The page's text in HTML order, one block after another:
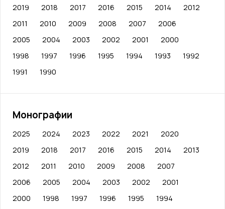
2019
2018 2017 2016 2015 2014
2012
2011
2010 2009 2008 2007
2006
2005
2004 2003 2002 2001
2000
1998
1997 1996 1995 1994 1993
1992
1991
1990
Монографии
2025 2024 2023 2022 2021
2020
2019
2018 2017 2016 2015 2014
2013
2012
2011 2010 2009 2008
2007
2006
2005 2004 2003 2002
2001
2000
1998 1997 1996 1995
1994